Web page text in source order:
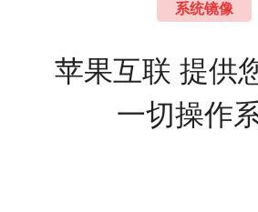
系统镜像
苹果互联 提供
一切操作